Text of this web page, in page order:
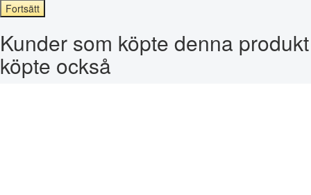
Fortsätt
Kunder som köpte denna produkt
köpte också